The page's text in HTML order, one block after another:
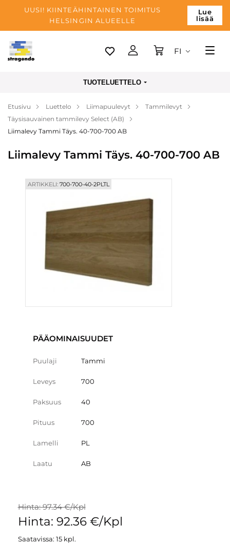
UUSI! KIINTEÄHINTAINEN TOIMITUS
HELSINGIN ALUEELLE
Lue
lisää
Tallinn
Maksu
Yrityksen
Blogi
FI
TUOTELUETTELO
Etusivu Luettelo Liimapuulevyt
Tammilevyt
Täysisauvainen tammilevy Select (AB)
Liimalevy Tammi Täys. 40-700-700 AB
Liimalevy Tammi Täys. 40-700-700 AB
ARTIKKELI:700-700-40-2PLTL
PÄÄOMINAISUUDET
Puulaji Tammi
Leveys 700
Paksuus 40
Pituus 700
Lamelli PL
Laatu AB
Hinta: 97.34 €/Kpl
Hinta: 92.36 €/Kpl
Saatavissa: 15 kpl.